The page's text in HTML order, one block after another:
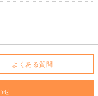
よくある質問
せ